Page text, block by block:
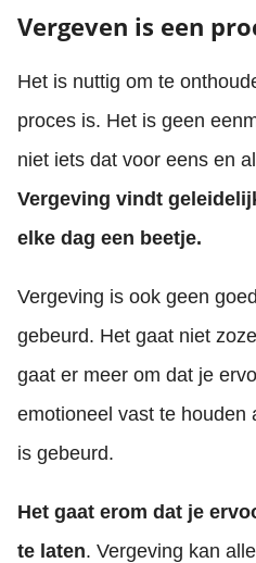
Vergeven is een
Het is nuttig om te
proces is. Het is geen
niet iets dat voor eens en
Vergeving vindt
elke dag een beetje.
Vergeving is ook geen
gebeurd. Het gaat niet
gaat er meer om dat je
emotioneel vast te houden
is gebeurd.
Het gaat erom dat je
te laten. Vergeving kan